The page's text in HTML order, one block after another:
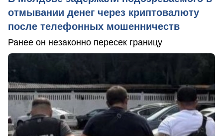
отмывании денег через криптовалюту
после телефонных мошенничеств
Ранее он незаконно пересек границу